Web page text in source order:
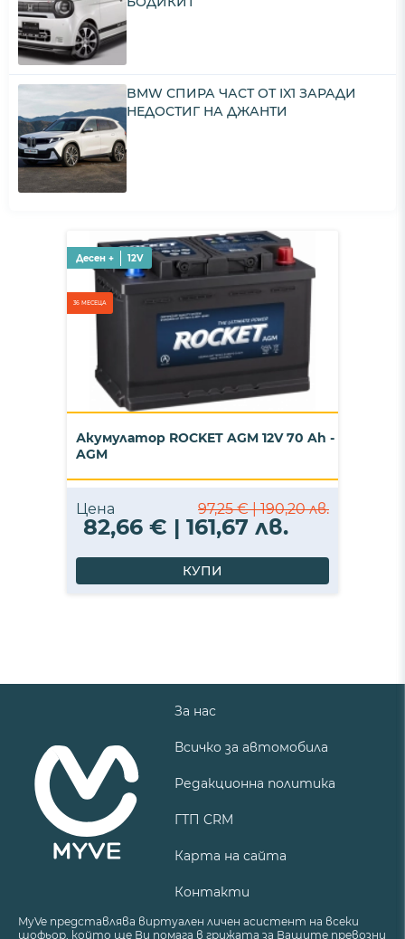
BMW СПИРА ЧАСТ ОТ IX1 ЗАРАДИ
НЕДОСТИГ НА ДЖАНТИ
Десен + 12V
36 МЕСЕЦА
Акумулатор ROCKET AGM 12V 70 Ah -
AGM
Цена 97,25 € | 190,20 лв.
82,66 € | 161,67 лв.
КУПИ
За нас
Всичко за автомобила
Редакционна политика
ГТП CRM
Карта на сайта
Контакти
MyVe представлява виртуален личен асистент на всеки
шофьор, който ще Ви помага в грижата за Вашите превозни